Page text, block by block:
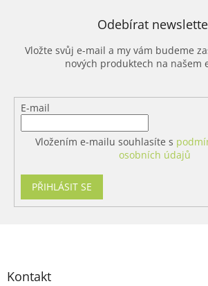
Odebírat
Vložte svůj e-mail a my vám budeme
nových produktech na našem
E-mail
Vložením e-mailu souhlasíte s
osobních údajů
PŘIHLÁSIT SE
Kontakt